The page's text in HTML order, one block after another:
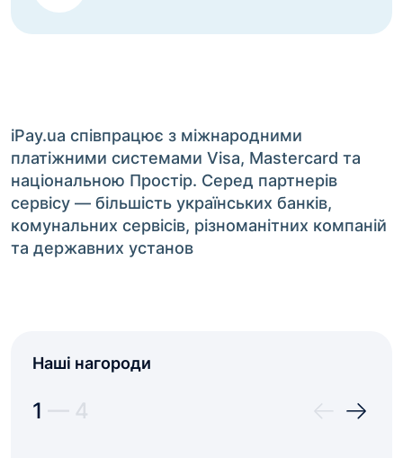
iPay.ua співпрацює з міжнародними
платіжними системами Visa, Mastercard та
національною Простір. Серед партнерів
сервісу — більшість українських банків,
комунальних сервісів, різноманітних компаній
та державних установ
Наші нагороди
1 — 4